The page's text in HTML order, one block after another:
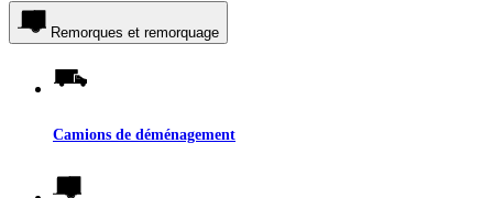
Remorques et remorquage
Camions de déménagement